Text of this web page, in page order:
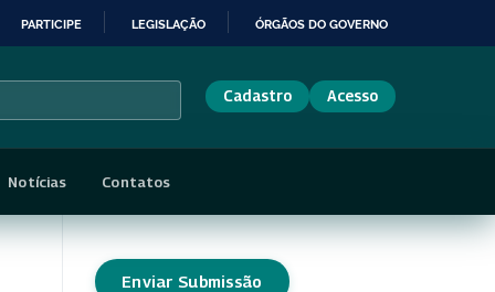
PARTICIPE LEGISLAÇÃO ÓRGÃOS DO GOVERNO
Cadastro Acesso
Notícias Contatos
Enviar Submissão